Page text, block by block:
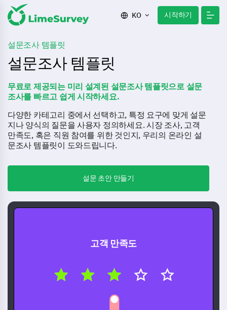
KO 시작하기
설문조사 템플릿
설문조사 템플릿
무료로 제공되는 미리 설계된 설문조사 템플릿으로 설문
조사를 빠르고 쉽게 시작하세요.
다양한 카테고리 중에서 선택하고, 특정 요구에 맞게 설문
지나 양식의 질문을 사용자 정의하세요. 시장 조사, 고객
만족도, 혹은 직원 참여를 위한 것인지, 우리의 온라인 설
문조사 템플릿이 도와드립니다.
설문 초안 만들기
고객 만족도